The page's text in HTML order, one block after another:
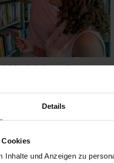
Details
Cookies
Inhalte und Anzeigen zu
Bibliothek, betrachten
interessiert ein Buch
€